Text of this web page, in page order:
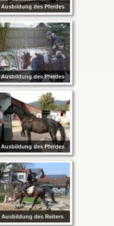
Ausbildung des Pferdes
Ausbildung des Pferdes
Ausbildung des Pferdes
Ausbildung des Reiters